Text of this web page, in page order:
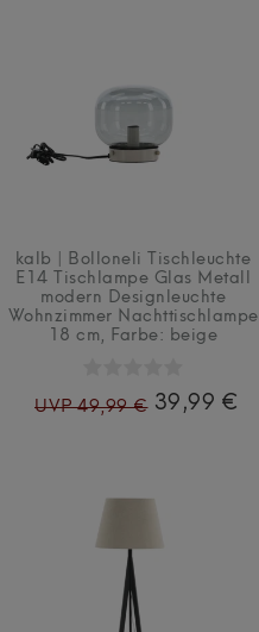
kalb | Bolloneli Tischleuchte
E14 Tischlampe Glas Metall
modern Designleuchte
Wohnzimmer Nachttischlampe
18 cm , Farbe: beige
UVP 49,99 € 39,99 €